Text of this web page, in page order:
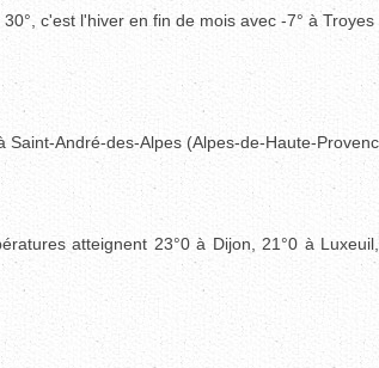
c'est l'hiver en fin de mois avec -7° à Troyes
André-des-Alpes (Alpes-de-Haute-
atteignent 23°0 à Dijon, 21°0 à